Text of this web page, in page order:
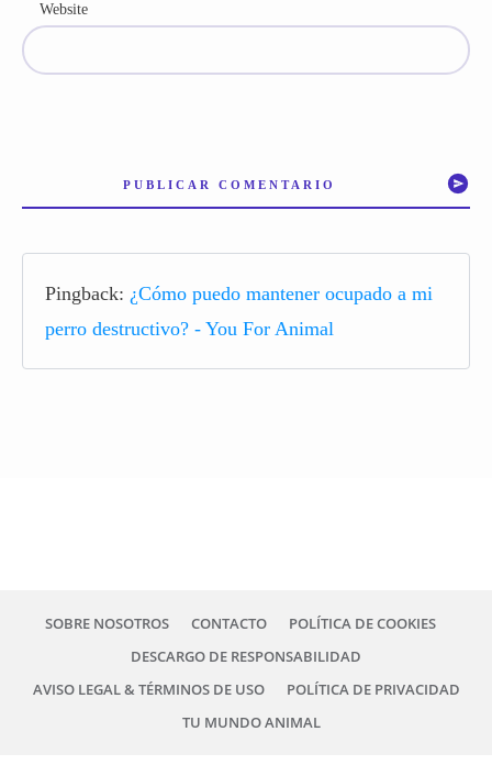
Website
PUBLICAR COMENTARIO
Pingback: ¿Cómo puedo mantener ocupado a mi
perro destructivo? - You For Animal
SOBRE NOSOTROS CONTACTO
POLÍTICA DE COOKIES
DESCARGO DE RESPONSABILIDAD
AVISO LEGAL & TÉRMINOS DE USO
POLÍTICA DE PRIVACIDAD
TU MUNDO ANIMAL